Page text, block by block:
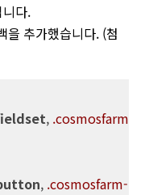
다.
을 추가했습니다. (첨
, .cosmosfarm-
, .cosmosfarm-